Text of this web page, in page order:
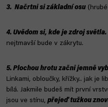
3. Načrtni si základní osu
4. Uvědom si, kde je zdroj světla.
nejtmavší bude v zákrytu.
5. Plochou hrotu začni jemně
Linkami, obloučky, křížky.. jak je
bílá. Jakmile budeš mít první
jsou ve stínu, přejeď tužkou